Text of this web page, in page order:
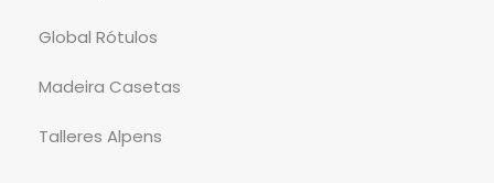
Global Rótulos
Madeira Casetas
Talleres Alpens